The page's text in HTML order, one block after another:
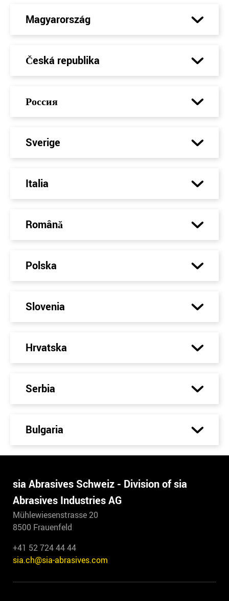
Magyarország
Česká republika
Россия
Sverige
Italia
Română
Polska
Slovenia
Hrvatska
Serbia
Bulgaria
sia Abrasives Schweiz - Division of sia
Abrasives Industries AG
Mühlewiesenstrasse 20
8500 Frauenfeld
+41 52 724 44 44
sia.ch@sia-abrasives.com